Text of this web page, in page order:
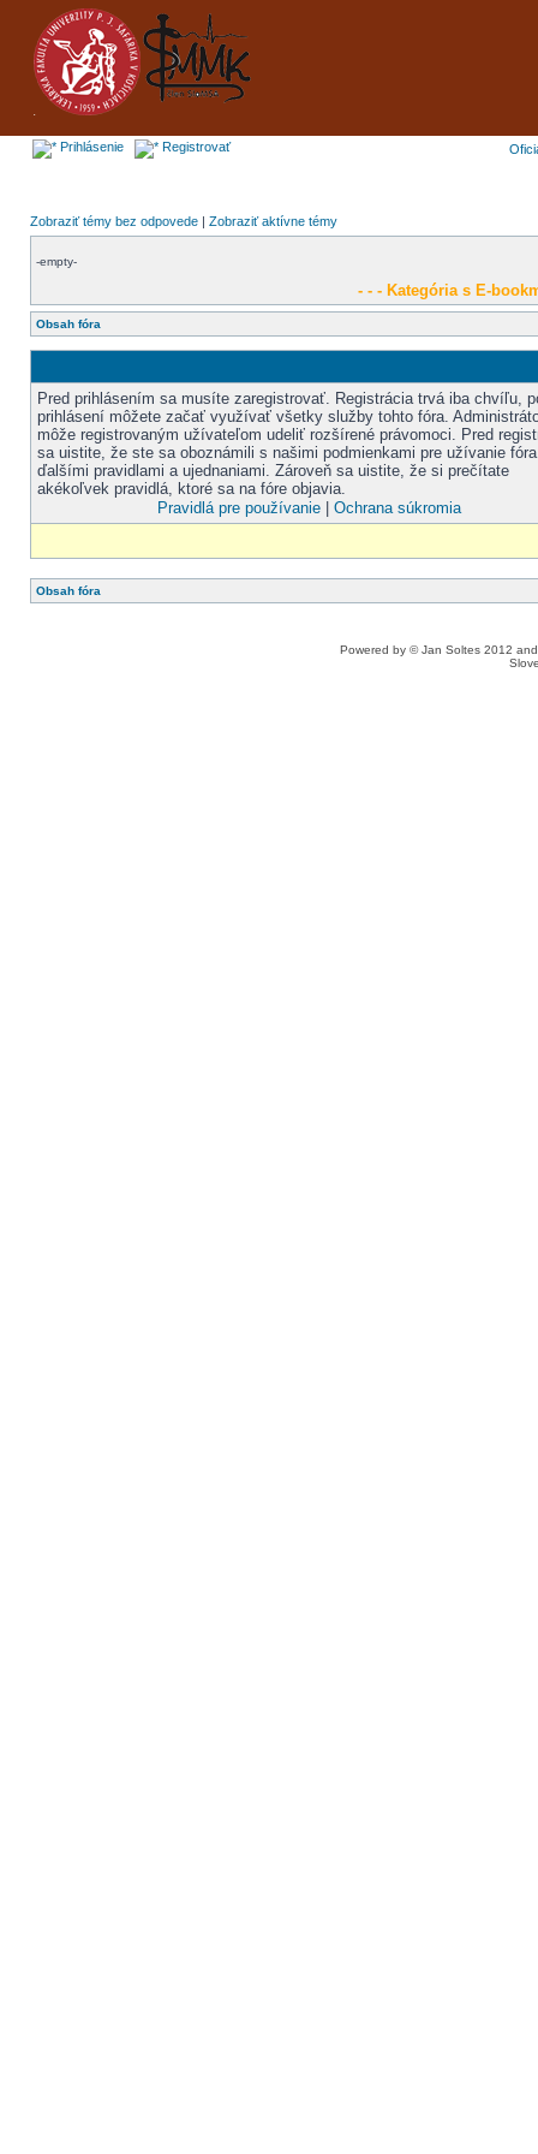
Prihlásenie Registrovať
Zobraziť témy bez odpovede | Zobraziť aktívne témy
-empty-
- - - Kategória s E-
Obsah fóra
Pred prihlásením sa musíte zaregistrovať. Registrácia trvá iba chvíľu,
prihlásení môžete začať využívať všetky služby tohto fóra.
môže registrovaným užívateľom udeliť rozšírené právomoci. Pred
sa uistite, že ste sa oboznámili s našimi podmienkami pre užívanie
ďalšími pravidlami a ujednaniami. Zároveň sa uistite, že si prečítate
akékoľvek pravidlá, ktoré sa na fóre objavia.
Pravidlá pre používanie
Ochrana súkromia
Obsah fóra
Powered by © Jan Soltes 2012